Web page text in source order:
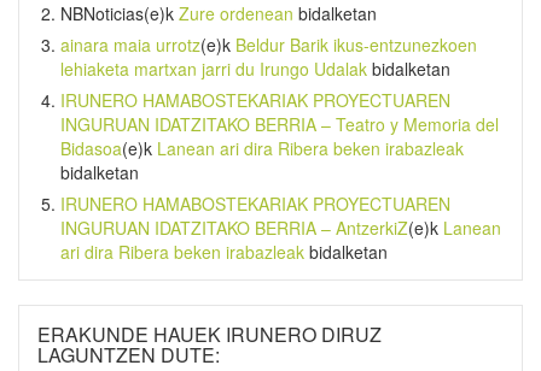
NBNoticias(e)k Zure ordenean bidalketan
ainara maia urrotz(e)k Beldur Barik ikus-entzunezkoen
lehiaketa martxan jarri du Irungo Udalak bidalketan
IRUNERO HAMABOSTEKARIAK PROYECTUAREN
INGURUAN IDATZITAKO BERRIA – Teatro y Memoria del
Bidasoa(e)k Lanean ari dira Ribera beken irabazleak
bidalketan
IRUNERO HAMABOSTEKARIAK PROYECTUAREN
INGURUAN IDATZITAKO BERRIA – AntzerkiZ(e)k Lanean
ari dira Ribera beken irabazleak bidalketan
ERAKUNDE HAUEK IRUNERO DIRUZ
LAGUNTZEN DUTE: